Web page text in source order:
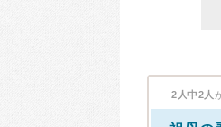
2人中2人